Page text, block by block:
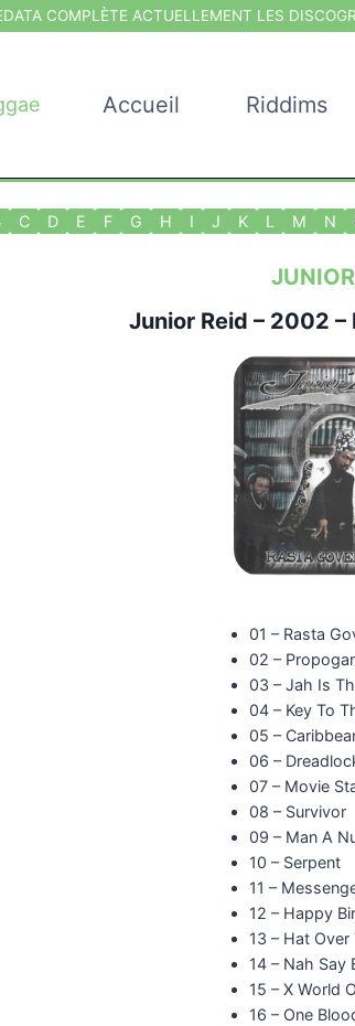
COMPLÈTE ACTUELLEMENT LES
Accueil Riddims
C D E F G H I J K L M N
Junior Reid – 2002 –
01 – Rasta
02 –
03 – Jah Is
04 – Key To
05 –
06 –
07 – Movie
08 – Survivor
09 – Man A
10 – Serpent
11 –
12 – Happy
13 – Hat Over
14 – Nah Say
15 – X World
16 – One